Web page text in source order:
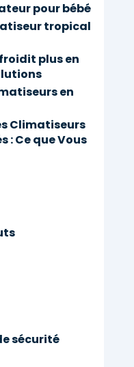
É
V
È
E
M
S
L
S
Share
pour bébé
tropical
plus en
en
Climatiseurs
: Ce que Vous
sécurité